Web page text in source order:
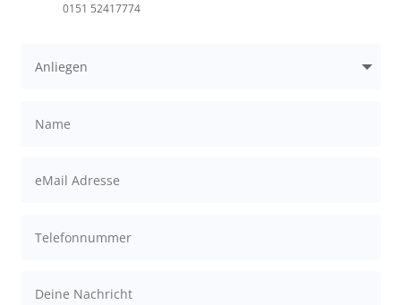
0151 52417774